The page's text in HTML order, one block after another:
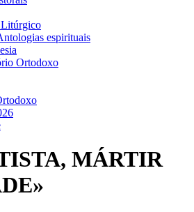
Litúrgico
espirituais
Ortodoxo
MÁRTIR